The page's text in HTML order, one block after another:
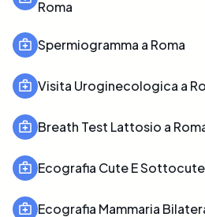
Roma
Spermiogramma a Roma
Visita Uroginecologica a
Breath Test Lattosio a
Ecografia Cute E Sottocute
Ecografia Mammaria